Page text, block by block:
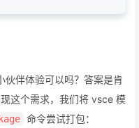
伙伴体验可以吗？答案是肯
这个需求，我们将 vsce 模
命令尝试打包：